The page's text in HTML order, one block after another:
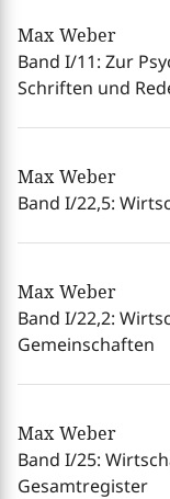
Max Weber
Band I/11: Zur
Schriften und
Max Weber
Band I/22,5:
Max Weber
Band I/22,2:
Gemeinschaften
Max Weber
Band I/25:
Gesamtregister